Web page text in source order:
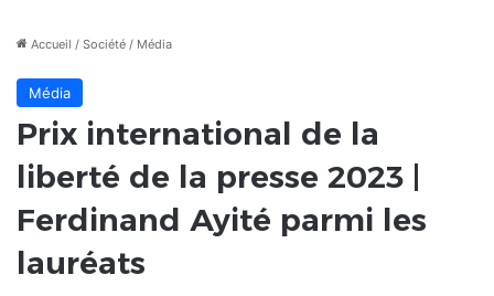
Accueil / Société / Média
Média
Prix international de la
liberté de la presse 2023 |
Ferdinand Ayité parmi les
lauréats